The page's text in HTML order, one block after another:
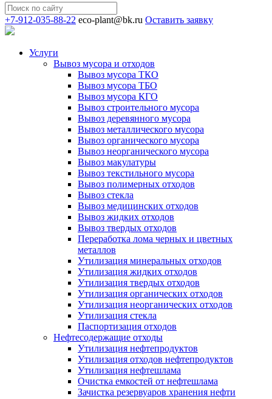
+7-912-035-88-22 eco-plant@bk.ru Оставить заявку
Услуги
Вывоз мусора и отходов
Вывоз мусора ТКО
Вывоз мусора ТБО
Вывоз мусора КГО
Вывоз строительного мусора
Вывоз деревянного мусора
Вывоз металлического мусора
Вывоз органического мусора
Вывоз неорганического мусора
Вывоз макулатуры
Вывоз текстильного мусора
Вывоз полимерных отходов
Вывоз стекла
Вывоз медицинских отходов
Вывоз жидких отходов
Вывоз твердых отходов
Переработка лома черных и цветных
металлов
Утилизация минеральных отходов
Утилизация жидких отходов
Утилизация твердых отходов
Утилизация органических отходов
Утилизация неорганических отходов
Утилизация стекла
Паспортизация отходов
Нефтесодержащие отходы
Утилизация нефтепродуктов
Утилизация отходов нефтепродуктов
Утилизация нефтешлама
Очистка емкостей от нефтешлама
Зачистка резервуаров хранения нефти